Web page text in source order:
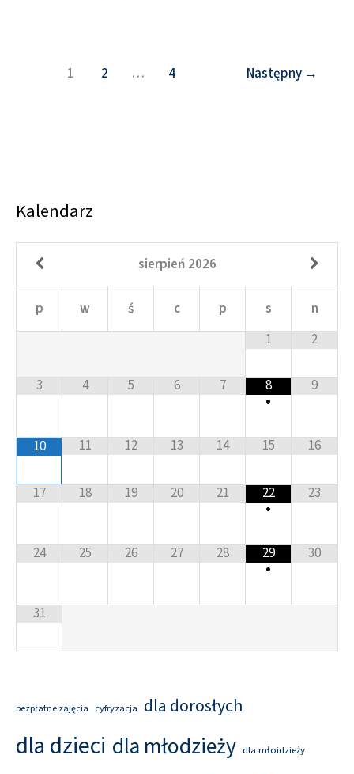
1 2 … 4 Następny →
Kalendarz
sierpień 2026
p w ś c p s
n
1
2
3 4 5 6 7
8
•
9
10 11 12 13 14 15 16
17 18 19 20 21
22
•
23
24 25 26 27 28
29
•
30
31
bezpłatne zajęcia cyfryzacja dla dorosłych
dla dzieci dla młodzieży dla młoidzieży